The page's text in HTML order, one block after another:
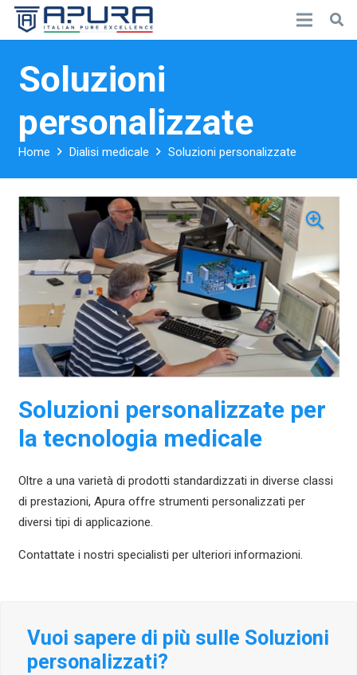
Soluzioni
personalizzate
Home Dialisi medicale Soluzioni personalizzate
Soluzioni personalizzate per
la tecnologia medicale
Oltre a una varietà di prodotti standardizzati in diverse classi
di prestazioni, Apura offre strumenti personalizzati per
diversi tipi di applicazione.
Contattate i nostri specialisti per ulteriori informazioni.
Vuoi sapere di più sulle Soluzioni
personalizzati?